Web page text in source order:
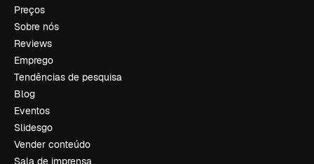
Preços
Sobre nós
Reviews
Emprego
Tendências de pesquisa
Blog
Eventos
Slidesgo
Vender conteúdo
Sala de imprensa